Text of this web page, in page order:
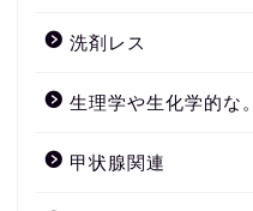
洗剤レス
生理学や生化学的な。
甲状腺関連